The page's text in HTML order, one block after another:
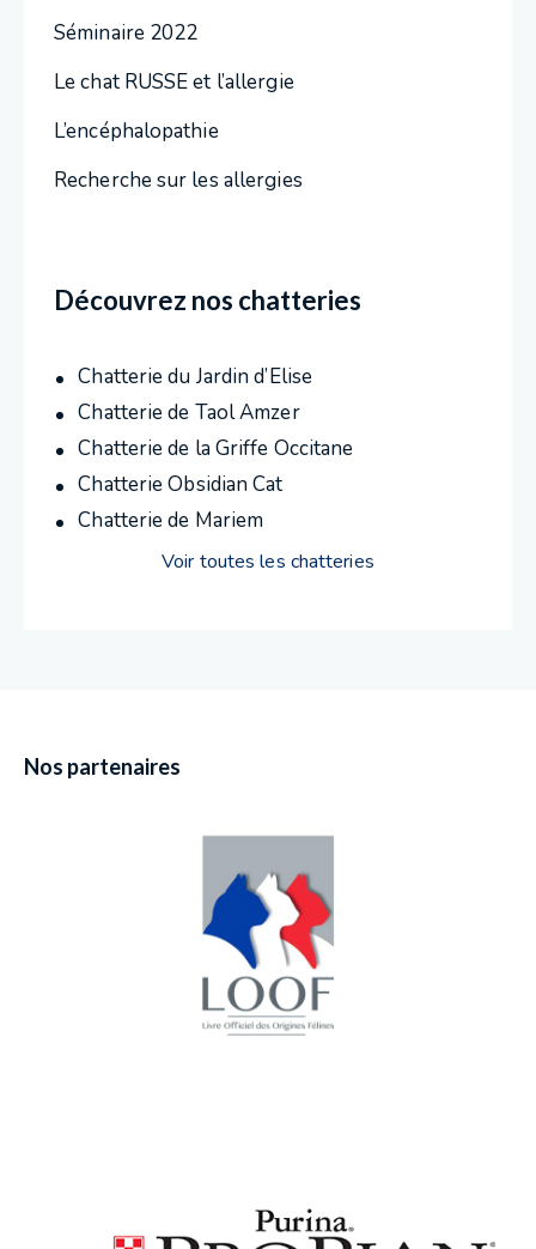
Séminaire 2022
Le chat RUSSE et l’allergie
L’encéphalopathie
Recherche sur les allergies
Découvrez nos chatteries
Chatterie du Jardin d’Elise
Chatterie de Taol Amzer
Chatterie de la Griffe Occitane
Chatterie Obsidian Cat
Chatterie de Mariem
Voir toutes les chatteries
Nos partenaires